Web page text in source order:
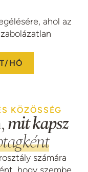
ahol az
HÓ
KÖZÖSSÉG
mit kapsz
számára
hogy szembe